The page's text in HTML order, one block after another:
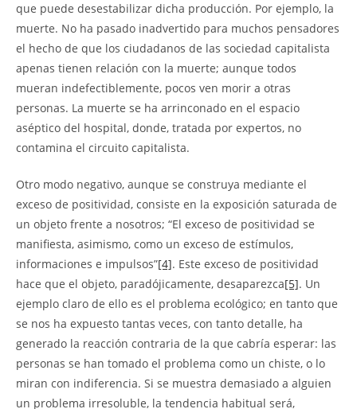
que puede desestabilizar dicha producción. Por ejemplo, la
muerte. No ha pasado inadvertido para muchos pensadores
el hecho de que los ciudadanos de las sociedad capitalista
apenas tienen relación con la muerte; aunque todos
mueran indefectiblemente, pocos ven morir a otras
personas. La muerte se ha arrinconado en el espacio
aséptico del hospital, donde, tratada por expertos, no
contamina el circuito capitalista.
Otro modo negativo, aunque se construya mediante el
exceso de positividad, consiste en la exposición saturada de
un objeto frente a nosotros; “El exceso de positividad se
manifiesta, asimismo, como un exceso de estímulos,
informaciones e impulsos”[4]. Este exceso de positividad
hace que el objeto, paradójicamente, desaparezca[5]. Un
ejemplo claro de ello es el problema ecológico; en tanto que
se nos ha expuesto tantas veces, con tanto detalle, ha
generado la reacción contraria de la que cabría esperar: las
personas se han tomado el problema como un chiste, o lo
miran con indiferencia. Si se muestra demasiado a alguien
un problema irresoluble, la tendencia habitual será,